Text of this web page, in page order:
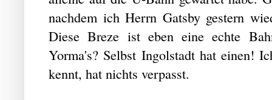
nachdem ich Herrn Gatsby gestern
Diese Breze ist eben eine echte
Yorma's? Selbst Ingolstadt hat einen!
kennt, hat nichts verpasst.